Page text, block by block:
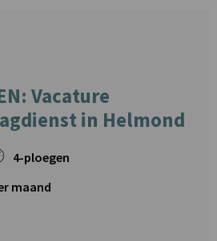
Vacature
in Helmond
4-ploegen
maand